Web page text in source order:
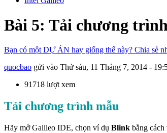
Bài 5: Tải chương
Bạn có một DỰ ÁN hay giống thế này? Chia sẻ
quocbao gửi vào Thứ sáu, 11 Tháng 7, 2014 -
91718 lượt xem
Tải chương trình mẫu
Hãy mở Galileo IDE, chọn ví dụ Blink bằng cách